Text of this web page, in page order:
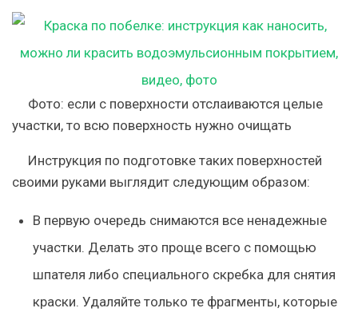
Фото: если с поверхности отслаиваются целые
участки, то всю поверхность нужно очищать
Инструкция по подготовке таких поверхностей
своими руками выглядит следующим образом:
В первую очередь снимаются все ненадежные
участки. Делать это проще всего с помощью
шпателя либо специального скребка для снятия
краски. Удаляйте только те фрагменты, которые